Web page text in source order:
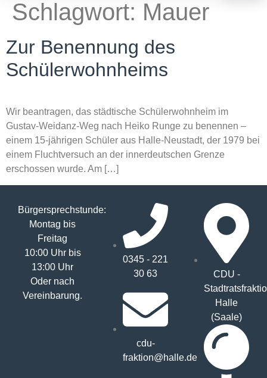
Schlagwort: Mauer
Zur Benennung des
Schülerwohnheims
Wir beantragen, das städtische Schülerwohnheim im
Gustav-Weidanz-Weg nach Heiko Runge zu benennen –
einem 15-jährigen Schüler aus Halle-Neustadt, der 1979 bei
einem Fluchtversuch an der innerdeutschen Grenze
erschossen wurde. Am […]
Bürgersprechstunde:
Montag bis
Freitag
10:00 Uhr bis
13:00 Uhr
Oder nach
Vereinbarung.
0345 - 221
30 63
cdu-
fraktion@halle.de
CDU -
Halle
(Saale)